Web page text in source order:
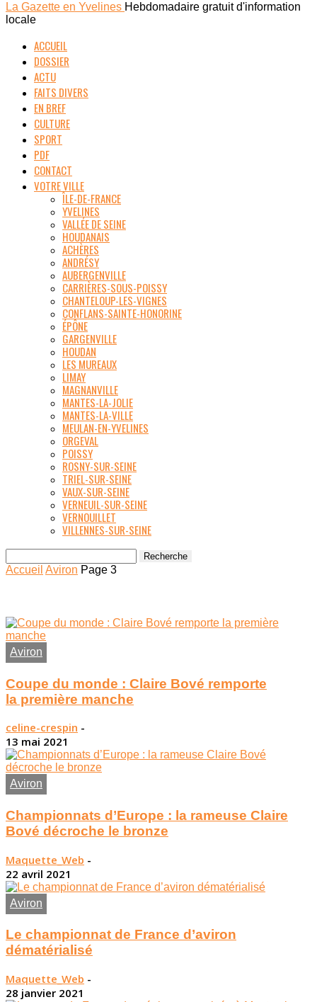
La Gazette en Yvelines Hebdomadaire gratuit d'information
locale
ACCUEIL
DOSSIER
ACTU
FAITS DIVERS
EN BREF
CULTURE
SPORT
PDF
CONTACT
VOTRE VILLE
ÎLE-DE-FRANCE
YVELINES
VALLÉE DE SEINE
HOUDANAIS
ACHÈRES
ANDRÉSY
AUBERGENVILLE
CARRIÈRES-SOUS-POISSY
CHANTELOUP-LES-VIGNES
CONFLANS-SAINTE-HONORINE
ÉPÔNE
GARGENVILLE
HOUDAN
LES MUREAUX
LIMAY
MAGNANVILLE
MANTES-LA-JOLIE
MANTES-LA-VILLE
MEULAN-EN-YVELINES
ORGEVAL
POISSY
ROSNY-SUR-SEINE
TRIEL-SUR-SEINE
VAUX-SUR-SEINE
VERNEUIL-SUR-SEINE
VERNOUILLET
VILLENNES-SUR-SEINE
Accueil Aviron Page 3
Aviron
Coupe du monde : Claire Bové remporte
la première manche
celine-crespin -
13 mai 2021
Aviron
Championnats d’Europe : la rameuse Claire
Bové décroche le bronze
Maquette_Web -
22 avril 2021
Aviron
Le championnat de France d’aviron
dématérialisé
Maquette_Web -
28 janvier 2021